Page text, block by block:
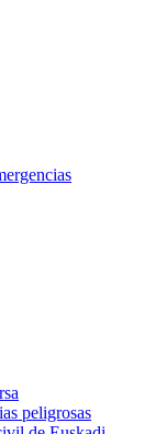
peligrosas